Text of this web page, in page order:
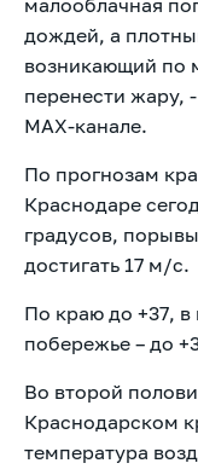
дождей, а
возникающий по
перенести жару,
MAX-канале.
По прогнозам
Краснодаре
градусов,
достигать 17 м/с.
По краю до +37,
побережье – до
Во второй
Краснодарском
температура